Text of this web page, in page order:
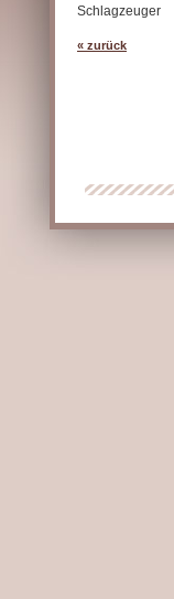
Schlagzeuger
« zurück